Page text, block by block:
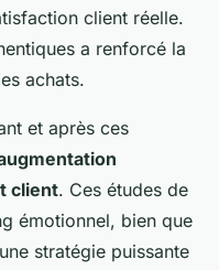
client réelle.
a renforcé la
achats.
et après ces
client. Ces études de
émotionnel, bien que
stratégie puissante